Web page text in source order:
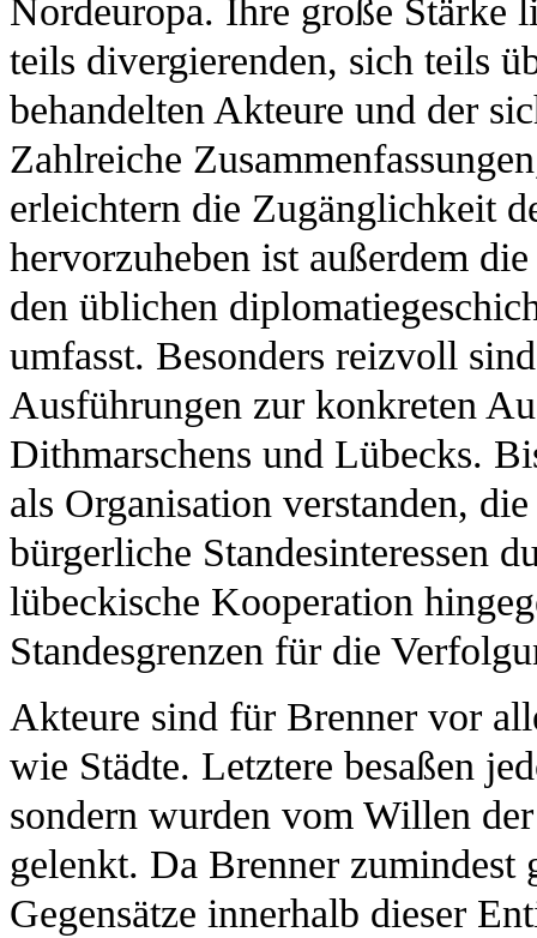
Nordeuropa. Ihre große Stärke
teils divergierenden, sich teils
behandelten Akteure und der
Zahlreiche
erleichtern die Zugänglichkeit
hervorzuheben ist außerdem
den üblichen
umfasst. Besonders reizvoll
Ausführungen zur konkreten
Dithmarschens und Lübecks.
als Organisation verstanden,
bürgerliche Standesinteressen
lübeckische Kooperation
Standesgrenzen für die
Akteure sind für Brenner vor
wie Städte. Letztere besaßen
sondern wurden vom Willen
gelenkt. Da Brenner zumindest
Gegensätze innerhalb dieser